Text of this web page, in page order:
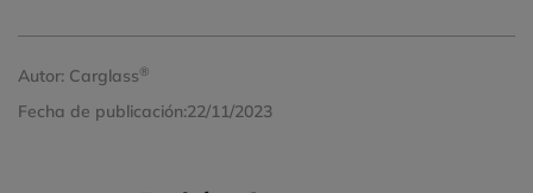
Autor: Carglass®
Fecha de publicación:22/11/2023